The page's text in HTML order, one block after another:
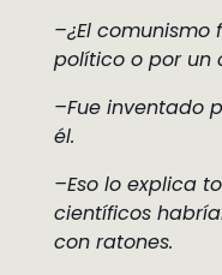
–¿El
político o por un
–Fue inventado
él.
–Eso lo explica
científicos
con ratones.